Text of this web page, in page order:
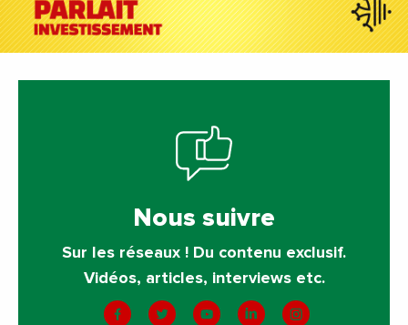
Nous suivre
Sur les réseaux ! Du contenu exclusif.
Vidéos, articles, interviews etc.